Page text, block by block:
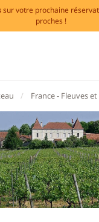
sur votre prochaine
proches !
France - Fleuves